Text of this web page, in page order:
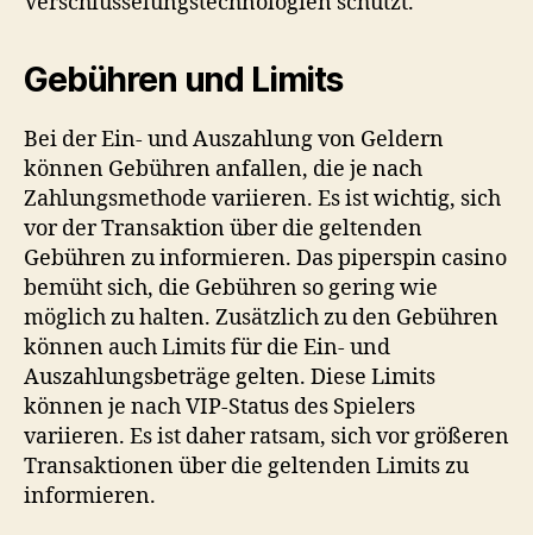
Gebühren und Limits
Bei der Ein- und Auszahlung von Geldern
können Gebühren anfallen, die je nach
Zahlungsmethode variieren. Es ist wichtig, sich
vor der Transaktion über die geltenden
Gebühren zu informieren. Daspiperspin casino
bemüht sich, die Gebühren so gering wie
möglich zu halten. Zusätzlich zu den Gebühren
können auch Limits für die Ein- und
Auszahlungsbeträge gelten. Diese Limits
können je nach VIP-Status des Spielers
variieren. Es ist daher ratsam, sich vor größeren
Transaktionen über die geltenden Limits zu
informieren.